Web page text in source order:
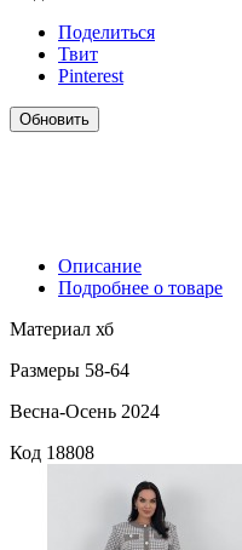
Поделиться
Твит
Pinterest
Описание
Подробнее о товаре
Материал хб
Размеры 58-64
Весна-Осень 2024
Код 18808